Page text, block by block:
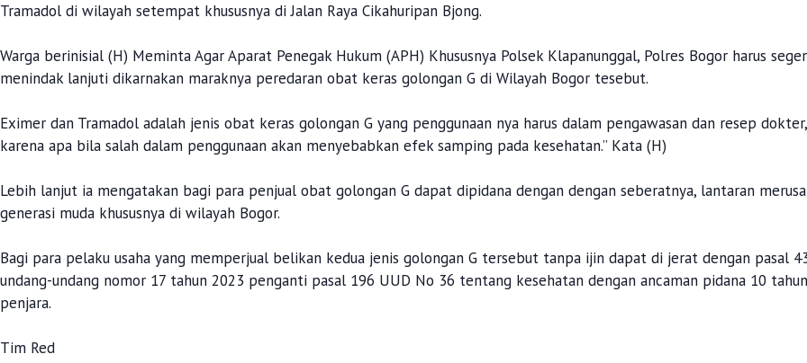
Tramadol di wilayah setempat khususnya di Jalan Raya Cikahuripan Bjong.
Warga berinisial (H) Meminta Agar Aparat Penegak Hukum (APH) Khususnya Polsek Klapanunggal, Polres Bogor harus
menindak lanjuti dikarnakan maraknya peredaran obat keras golongan G di Wilayah Bogor tesebut.
Eximer dan Tramadol adalah jenis obat keras golongan G yang penggunaan nya harus dalam pengawasan dan resep dokter,
karena apa bila salah dalam penggunaan akan menyebabkan efek samping pada kesehatan.” Kata (H)
Lebih lanjut ia mengatakan bagi para penjual obat golongan G dapat dipidana dengan dengan seberatnya, lantaran
generasi muda khususnya di wilayah Bogor.
Bagi para pelaku usaha yang memperjual belikan kedua jenis golongan G tersebut tanpa ijin dapat di jerat dengan pasal
undang-undang nomor 17 tahun 2023 penganti pasal 196 UUD No 36 tentang kesehatan dengan ancaman pidana 10 tahun
penjara.
Tim Red